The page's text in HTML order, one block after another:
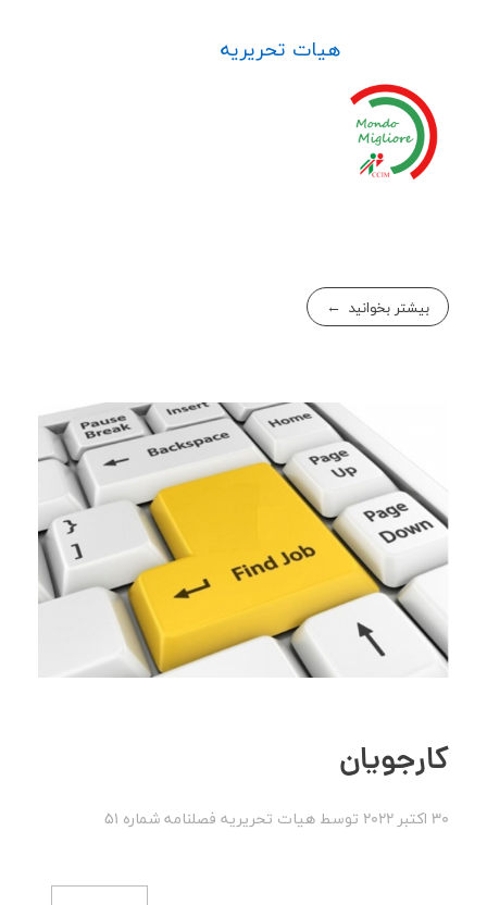
هیات تحریریه
بیشتر بخوانید
کارجویان
30 اکتبر 2022 توسط هیات تحریریه فصلنامه شماره 51